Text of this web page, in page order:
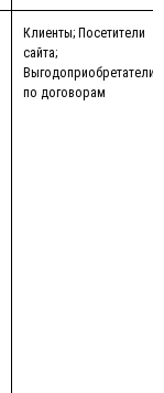
Клиенты; Посетители
сайта;
Выгодоприобретатели
по договорам